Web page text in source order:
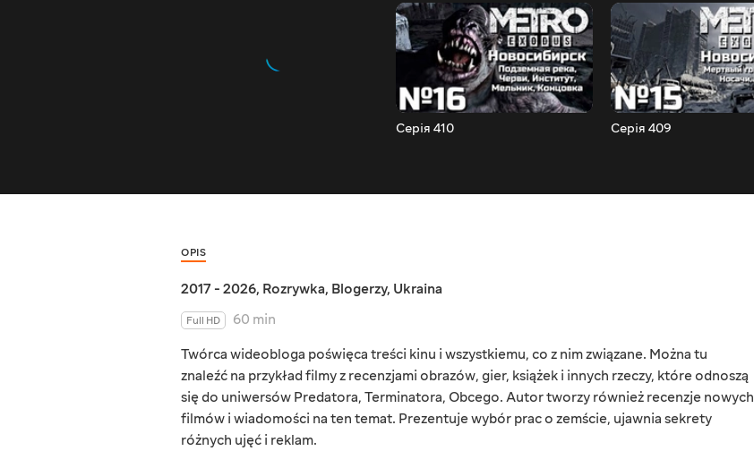
Серія 410 Серія 409
OPIS
2017 - 2026, Rozrywka, Blogerzy, Ukraina
Full HD
60 min
Twórca wideobloga poświęca treści kinu i wszystkiemu, co z nim związane. Można tu
znaleźć na przykład filmy z recenzjami obrazów, gier, książek i innych rzeczy, które odnoszą
się do uniwersów Predatora, Terminatora, Obcego. Autor tworzy również recenzje nowych
filmów i wiadomości na ten temat. Prezentuje wybór prac o zemście, ujawnia sekrety
różnych ujęć i reklam.